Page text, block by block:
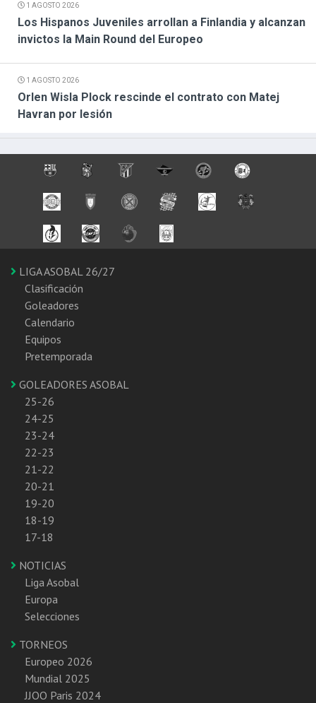
1 AGOSTO 2026
Los Hispanos Juveniles arrollan a Finlandia y alcanzan
invictos la Main Round del Europeo
1 AGOSTO 2026
Orlen Wisla Plock rescinde el contrato con Matej
Havran por lesión
LIGA ASOBAL 26/27
Clasificación
Goleadores
Calendario
Equipos
Pretemporada
GOLEADORES ASOBAL
25-26
24-25
23-24
22-23
21-22
20-21
19-20
18-19
17-18
NOTICIAS
Liga Asobal
Europa
Selecciones
TORNEOS
Europeo 2026
Mundial 2025
JJOO Paris 2024